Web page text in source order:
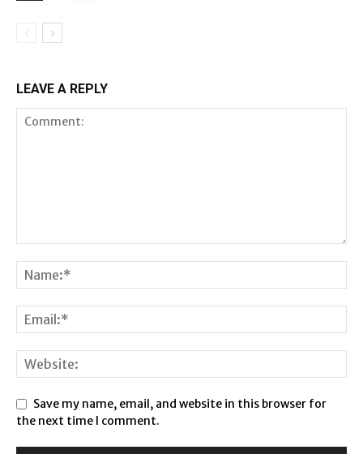
LEAVE A REPLY
Save my name, email, and website in this browser for
the next time I comment.